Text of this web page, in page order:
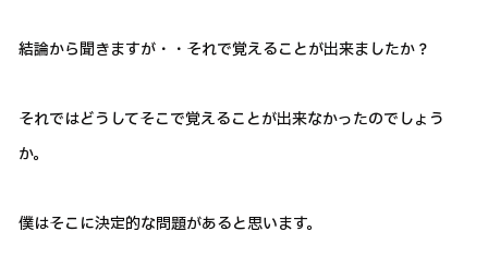
結論から聞きますが・・それで覚えることが出来ましたか？
それではどうしてそこで覚えることが出来なかったのでしょう
か。
僕はそこに決定的な問題があると思います。